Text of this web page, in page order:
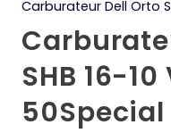
Carburateur Dell Orto
SHB 16-
50Special